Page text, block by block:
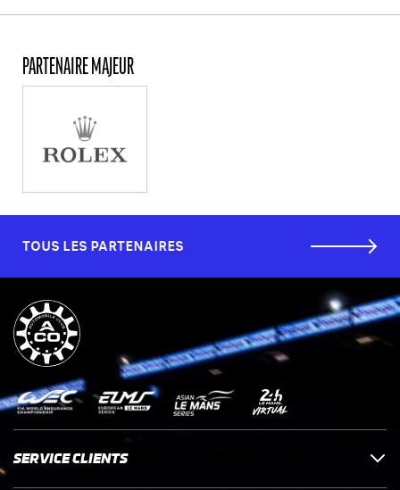
PARTENAIRE MAJEUR
TOUS LES PARTENAIRES
SERVICE CLIENTS